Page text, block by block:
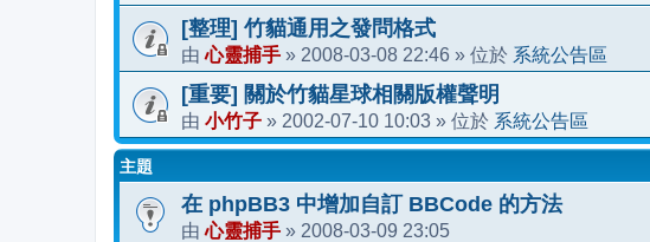
[整理] 竹貓通用之發問格式
由心靈捕手 » 2008-03-08 22:46 » 位於 系統公告區
[重要] 關於竹貓星球相關版權聲明
由 小竹子 » 2002-07-10 10:03 » 位於 系統公告區
主題
在 phpBB3 中增加自訂 BBCode 的方法
由心靈捕手 » 2008-03-09 23:05